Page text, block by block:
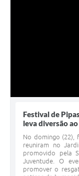
Festival de
leva diversão
No domingo (22),
reuniram no
promovido pela
Juventude. O
promover o